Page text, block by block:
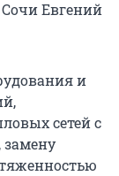
Сочи Евгений
и
сетей с